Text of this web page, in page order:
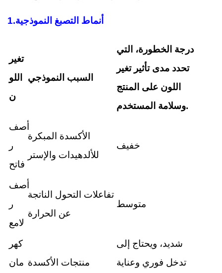
1.أنماط التصبغ النموذجية
تغير
اللو
ن
السبب النموذجي
درجة الخطورة، التي
تحدد مدى تأثير تغير
اللون على المنتج
وسلامة المستخدم.
أصف
ر
فاتح
الأكسدة المبكرة
للألدهيدات والإستر
خفيف
أصف
ر
لامع
تفاعلات التحول الناتجة
عن الحرارة
متوسط
كهر
مان منتجات الأكسدة
شديد، ويحتاج إلى
تدخل فوري وعناية